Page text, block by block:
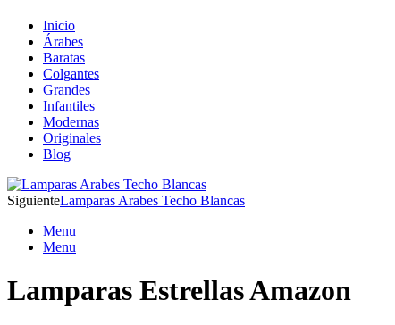
Inicio
Árabes
Baratas
Colgantes
Grandes
Infantiles
Modernas
Originales
Blog
SiguienteLamparas Arabes Techo Blancas
Menu
Menu
Lamparas Estrellas Amazon